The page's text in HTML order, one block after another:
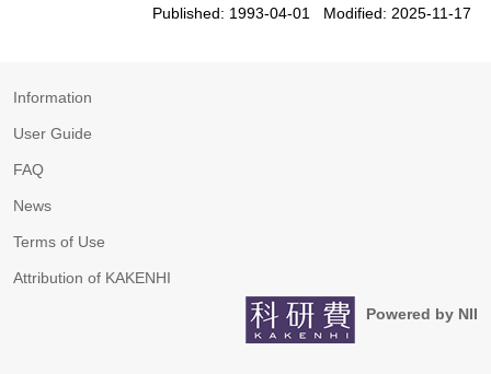
Published: 1993-04-01 Modified: 2025-11-17
Information
User Guide
FAQ
News
Terms of Use
Attribution of KAKENHI
Powered by NII